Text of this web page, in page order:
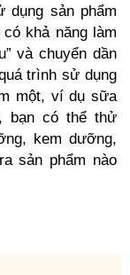
dụng sản phẩm
khả năng làm
và chuyển dần
trình sử dụng
một, ví dụ sữa
bạn có thể thử
kem dưỡng,
sản phẩm nào